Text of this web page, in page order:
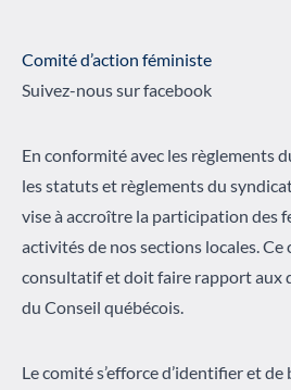
Comité d’action féministe
Suivez-nous sur facebook
En conformité avec les règlements
les statuts et règlements du
vise à accroître la participation des
activités de nos sections locales. Ce
consultatif et doit faire rapport aux
du Conseil québécois.
Le comité s’efforce d’identifier et